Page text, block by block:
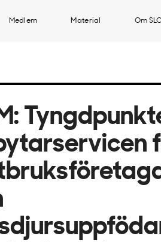
Medlem Material Om SLC